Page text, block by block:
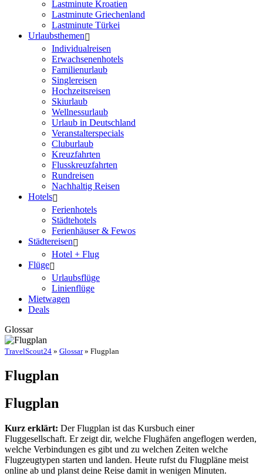
Lastminute Kroatien
Lastminute Griechenland
Lastminute Türkei
Urlaubsthemen
Individualreisen
Erwachsenenhotels
Familienurlaub
Singlereisen
Hochzeitsreisen
Skiurlaub
Wellnessurlaub
Urlaub in Deutschland
Veranstalterspecials
Cluburlaub
Kreuzfahrten
Flusskreuzfahrten
Rundreisen
Nachhaltig Reisen
Hotels
Ferienhotels
Städtehotels
Ferienhäuser & Fewos
Städtereisen
Hotel + Flug
Flüge
Urlaubsflüge
Linienflüge
Mietwagen
Deals
Glossar
TravelScout24 » Glossar» Flugplan
Flugplan
Flugplan
Kurz erklärt: Der Flugplan ist das Kursbuch einer
Fluggesellschaft. Er zeigt dir, welche Flughäfen angeflogen werden,
welche Verbindungen es gibt und zu welchen Zeiten welche
Flugzeugtypen starten und landen. Heute rufst du Flugpläne meist
online ab und planst deine Reise damit in wenigen Minuten.